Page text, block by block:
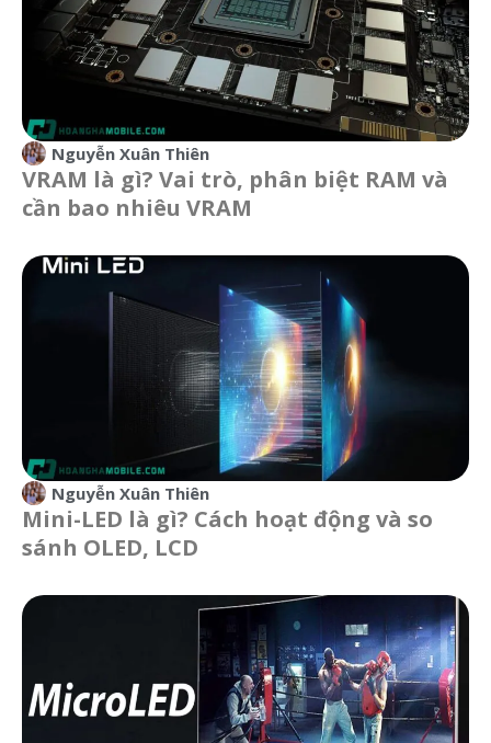
Nguyễn Xuân Thiên
VRAM là gì? Vai trò, phân biệt RAM và
cần bao nhiêu VRAM
Nguyễn Xuân Thiên
Mini-LED là gì? Cách hoạt động và so
sánh OLED, LCD